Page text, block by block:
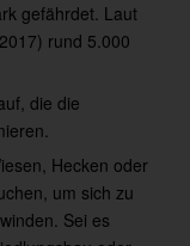
gefährdet. Laut
rund 5.000
die die
Hecken oder
um sich zu
Sei es